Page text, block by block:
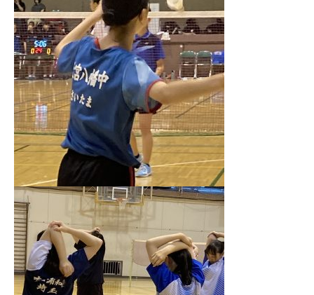
アクセス
お問い合わせ
English
プライバシーポリシー